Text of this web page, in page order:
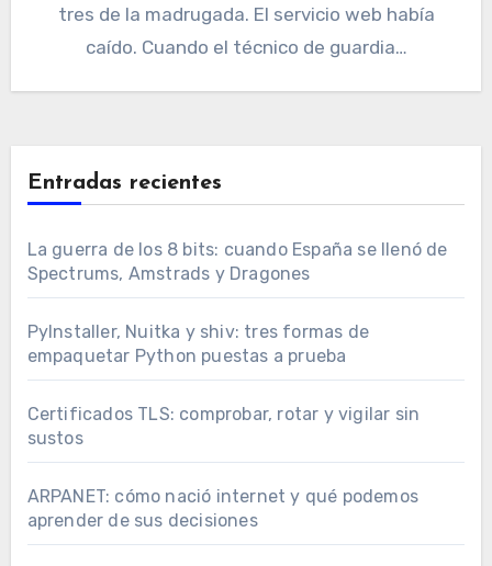
tres de la madrugada. El servicio web había
caído. Cuando el técnico de guardia…
Entradas recientes
La guerra de los 8 bits: cuando España se llenó de
Spectrums, Amstrads y Dragones
PyInstaller, Nuitka y shiv: tres formas de
empaquetar Python puestas a prueba
Certificados TLS: comprobar, rotar y vigilar sin
sustos
ARPANET: cómo nació internet y qué podemos
aprender de sus decisiones